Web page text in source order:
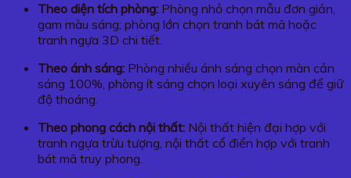
Theo diện tích phòng: Phòng nhỏ chọn mẫu đơn giản,
gam màu sáng; phòng lớn chọn tranh bát mã hoặc
tranh ngựa 3D chi tiết.
Theo ánh sáng: Phòng nhiều ánh sáng chọn màn cản
sáng 100%, phòng ít sáng chọn loại xuyên sáng để giữ
độ thoáng.
Theo phong cách nội thất: Nội thất hiện đại hợp với
tranh ngựa trừu tượng, nội thất cổ điển hợp với tranh
bát mã truy phong.